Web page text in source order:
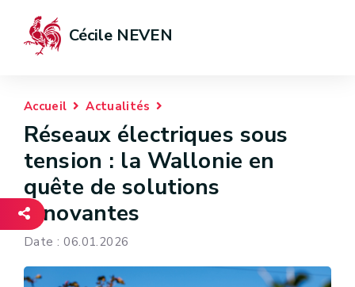
Cécile NEVEN
Accueil Actualités
Réseaux électriques sous
tension : la Wallonie en
quête de solutions
innovantes
Date : 06.01.2026